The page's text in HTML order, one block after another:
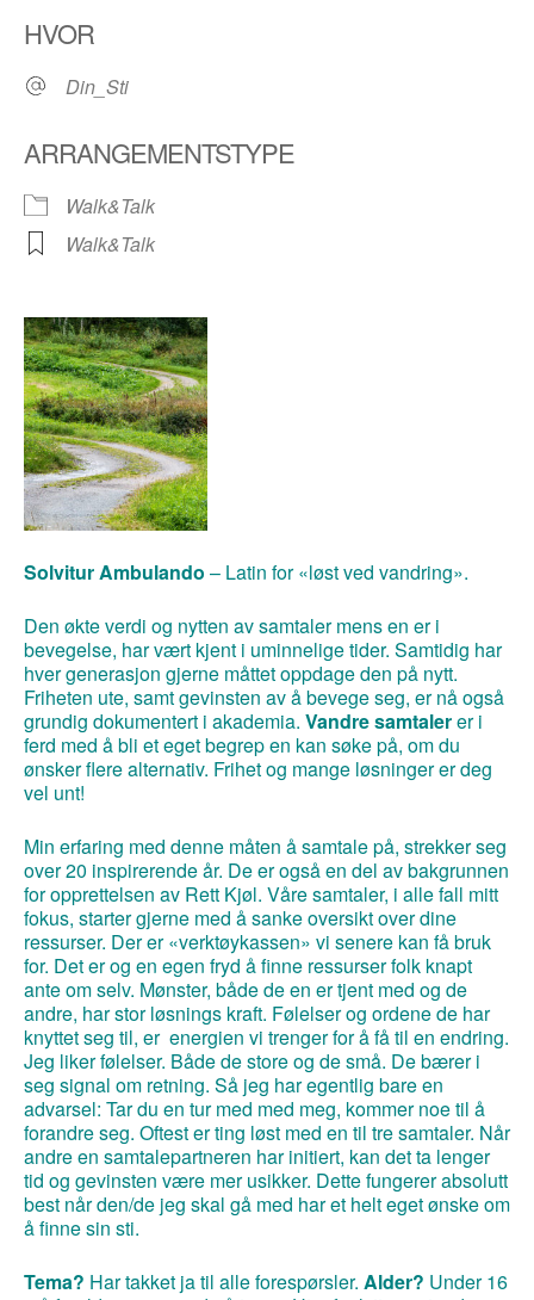
HVOR
Din_Sti
ARRANGEMENTSTYPE
Walk&Talk
Walk&Talk
Solvitur Ambulando – Latin for «løst ved vandring».
Den økte verdi og nytten av samtaler mens en er i
bevegelse, har vært kjent i uminnelige tider. Samtidig har
hver generasjon gjerne måttet oppdage den på nytt.
Friheten ute, samt gevinsten av å bevege seg, er nå også
grundig dokumentert i akademia. Vandre samtalerer i
ferd med å bli et eget begrep en kan søke på, om du
ønsker flere alternativ. Frihet og mange løsninger er deg
vel unt!
Min erfaring med denne måten å samtale på, strekker seg
over 20 inspirerende år. De er også en del av bakgrunnen
for opprettelsen av Rett Kjøl. Våre samtaler, i alle fall mitt
fokus, starter gjerne med å sanke oversikt over dine
ressurser. Der er «verktøykassen» vi senere kan få bruk
for. Det er og en egen fryd å finne ressurser folk knapt
ante om selv. Mønster, både de en er tjent med og de
andre, har stor løsnings kraft. Følelser og ordene de har
knyttet seg til, er energien vi trenger for å få til en endring.
Jeg liker følelser. Både de store og de små. De bærer i
seg signal om retning. Så jeg har egentlig bare en
advarsel: Tar du en tur med med meg, kommer noe til å
forandre seg. Oftest er ting løst med en til tre samtaler. Når
andre en samtalepartneren har initiert, kan det ta lenger
tid og gevinsten være mer usikker. Dette fungerer absolutt
best når den/de jeg skal gå med har et helt eget ønske om
å finne sin sti.
Tema? Har takket ja til alle forespørsler. Alder? Under 16